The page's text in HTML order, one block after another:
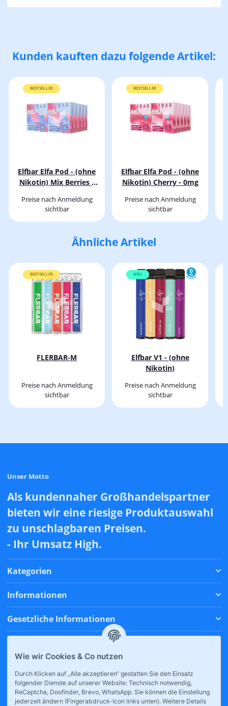
Kunden kauften dazu folgende Artikel:
BESTSELLER
Elfbar Elfa Pod - (ohne
Nikotin) Mix Berries -
Preise nach Anmeldung
sichtbar
BESTSELLER
Elfbar Elfa Pod - (ohne
Nikotin) Cherry - 0mg
Preise nach Anmeldung
sichtbar
Ähnliche Artikel
BESTSELLER
FLERBAR-M
Preise nach Anmeldung
sichtbar
NEU
Elfbar V1 - (ohne
Nikotin)
Preise nach Anmeldung
sichtbar
Unser Motto
Als kundennaher Großhandelspartner
bieten wir eine riesige Produktauswahl
zu unschlagbaren Preisen.
- Ihr Umsatz High.
Kategorien
Informationen
Gesetzliche Informationen
* Alle Preise inkl. gesetzlicher USt., zzgl.Versand
Wie wir Cookies & Co nutzen
Durch Klicken auf „Alle akzeptieren“ gestatten Sie den Einsatz
folgender Dienste auf unserer Website: Technisch notwendig,
ReCaptcha, Doofinder, Brevo, WhatsApp. Sie können die Einstellung
jederzeit ändern (Fingerabdruck-Icon links unten). Weitere Details